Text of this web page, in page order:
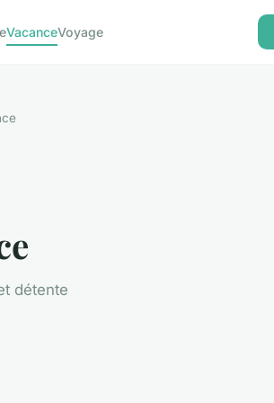
VacanceVoyage
détente